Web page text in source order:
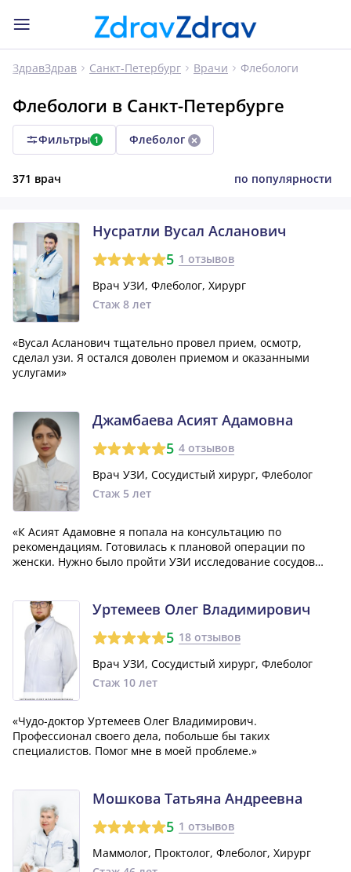
ЗдравЗдрав Санкт-Петербург Врачи Флебологи
Флебологи в Санкт-Петербурге
Фильтры 1 Флеболог
371 врач по популярности
Нусратли Вусал Асланович
5 1 отзывов
Врач УЗИ, Флеболог, Хирург
Стаж 8 лет
«Вусал Асланович тщательно провел прием, осмотр,
сделал узи. Я остался доволен приемом и оказанными
услугами»
Джамбаева Асият Адамовна
5 4 отзывов
Врач УЗИ, Сосудистый хирург, Флеболог
Стаж 5 лет
«К Асият Адамовне я попала на консультацию по
рекомендациям. Готовилась к плановой операции по
женски. Нужно было пройти УЗИ исследование сосудов
Досконально провела УЗИ исследование, при это...»
Уртемеев Олег Владимирович
5 18 отзывов
Врач УЗИ, Сосудистый хирург, Флеболог
Стаж 10 лет
«Чудо-доктор Уртемеев Олег Владимирович.
Профессионал своего дела, побольше бы таких
специалистов. Помог мне в моей проблеме.»
Мошкова Татьяна Андреевна
5 1 отзывов
Маммолог, Проктолог, Флеболог, Хирург